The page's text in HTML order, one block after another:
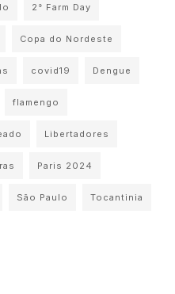
2° Farm Day
Copa do Nordeste
covid19 Dengue
flamengo
Libertadores
Paris 2024
São Paulo Tocantinia